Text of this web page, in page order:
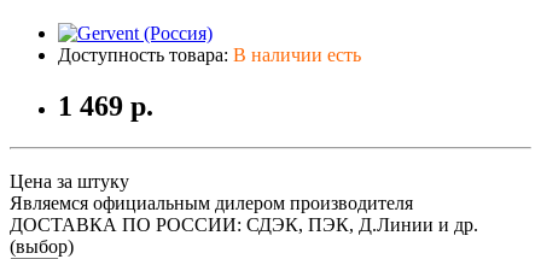
Доступность товара: В наличии есть
1 469 р.
Цена за штуку
Являемся официальным дилером производителя
ДОСТАВКА ПО РОССИИ: СДЭК, ПЭК, Д.Линии и др.
(выбор)